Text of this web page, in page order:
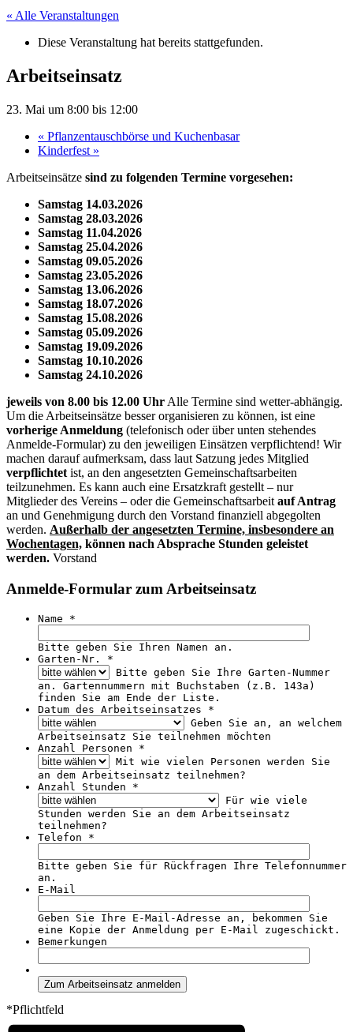
« Alle Veranstaltungen
Diese Veranstaltung hat bereits stattgefunden.
Arbeitseinsatz
23. Mai um 8:00 bis 12:00
« Pflanzentauschbörse und Kuchenbasar
Kinderfest »
Arbeitseinsätze sind zu folgenden Termine vorgesehen:
Samstag 14.03.2026
Samstag 28.03.2026
Samstag 11.04.2026
Samstag 25.04.2026
Samstag 09.05.2026
Samstag 23.05.2026
Samstag 13.06.2026
Samstag 18.07.2026
Samstag 15.08.2026
Samstag 05.09.2026
Samstag 19.09.2026
Samstag 10.10.2026
Samstag 24.10.2026
jeweils von 8.00 bis 12.00 Uhr Alle Termine sind wetter-abhängig.
Um die Arbeitseinsätze besser organisieren zu können, ist eine
vorherige Anmeldung (telefonisch oder über unten stehendes
Anmelde-Formular) zu den jeweiligen Einsätzen verpflichtend! Wir
machen darauf aufmerksam, dass laut Satzung jedes Mitglied
verpflichtet ist, an den angesetzten Gemeinschaftsarbeiten
teilzunehmen. Es kann auch eine Ersatzkraft gestellt – nur
Mitglieder des Vereins – oder die Gemeinschaftsarbeit auf Antrag
an und Genehmigung durch den Vorstand finanziell abgegolten
werden. Außerhalb der angesetzten Termine, insbesondere an
Wochentagen, können nach Absprache Stunden geleistet
werden. Vorstand
Anmelde-Formular zum Arbeitseinsatz
Name *
Bitte geben Sie Ihren Namen an.
Garten-Nr. *
Bitte geben Sie Ihre Garten-Nummer
an. Gartennummern mit Buchstaben (z.B. 143a)
finden Sie am Ende der Liste.
Datum des Arbeitseinsatzes *
Geben Sie an, an welchem
Arbeitseinsatz Sie teilnehmen möchten
Anzahl Personen *
Mit wie vielen Personen werden Sie
an dem Arbeitseinsatz teilnehmen?
Anzahl Stunden *
Für wie viele
Stunden werden Sie an dem Arbeitseinsatz
teilnehmen?
Telefon *
Bitte geben Sie für Rückfragen Ihre Telefonnummer
an.
E-Mail
Geben Sie Ihre E-Mail-Adresse an, bekommen Sie
eine Kopie der Anmeldung per E-Mail zugeschickt.
Bemerkungen
*Pflichtfeld